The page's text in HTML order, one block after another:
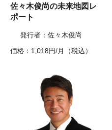
佐々木俊尚の未来地図レ
ポート
発行者：佐々木俊尚
価格：1,018円/月（税込）